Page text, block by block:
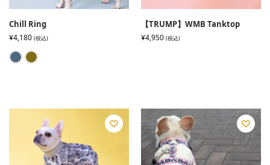
Chill Ring
¥4,180 (税込)
【TRUMP】WMB Tanktop
¥4,950 (税込)